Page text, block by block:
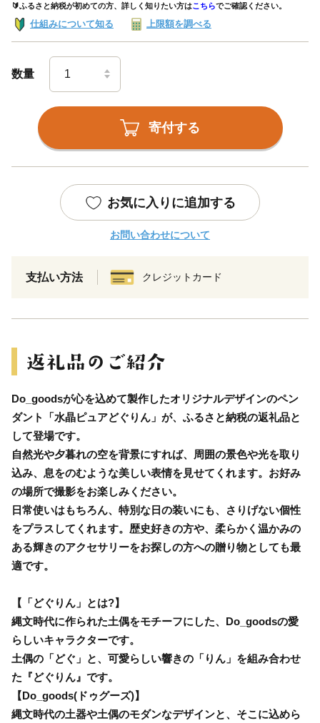
🔰ふるさと納税が初めての方、詳しく知りたい方はこちらでご確認ください。
仕組みについて知る 上限額を調べる
数量
寄付する
お気に入りに追加する
お問い合わせについて
支払い方法 クレジットカード
Do_goodsが心を込めて製作したオリジナルデザインのペン
ダント「水晶ピュアどぐりん」が、ふるさと納税の返礼品と
して登場です。
自然光や夕暮れの空を背景にすれば、周囲の景色や光を取り
込み、息をのむような美しい表情を見せてくれます。お好み
の場所で撮影をお楽しみください。
日常使いはもちろん、特別な日の装いにも、さりげない個性
をプラスしてくれます。歴史好きの方や、柔らかく温かみの
ある輝きのアクセサリーをお探しの方への贈り物としても最
適です。
【「どぐりん」とは?】
縄文時代に作られた土偶をモチーフにした、Do_goodsの愛
らしいキャラクターです。
土偶の「どぐ」と、可愛らしい響きの「りん」を組み合わせ
た『どぐりん』です。
【Do_goods(ドゥグーズ)】
縄文時代の土器や土偶のモダンなデザインと、そこに込めら